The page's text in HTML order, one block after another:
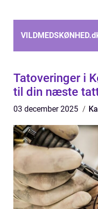
VILDMEDSKØNHED.
Tatoveringer i
til din næste
03 december 2025